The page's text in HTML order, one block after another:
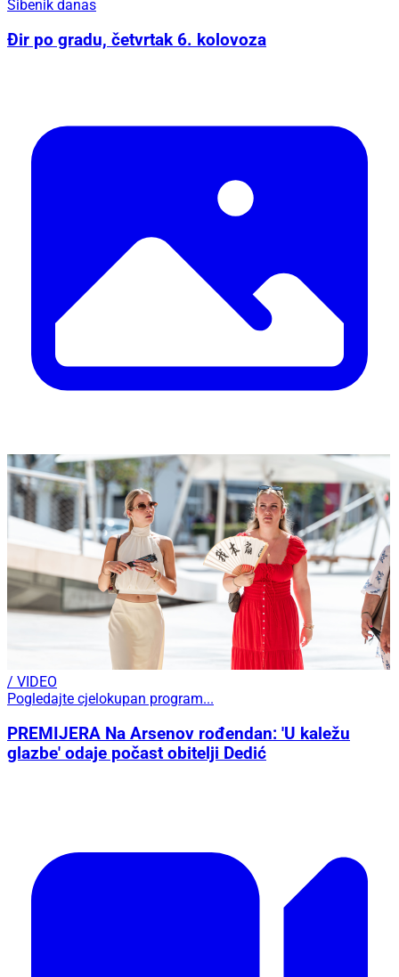
Šibenik danas
Đir po gradu, četvrtak 6. kolovoza
/ VIDEO
Pogledajte cjelokupan program...
PREMIJERA Na Arsenov rođendan: 'U kaležu
glazbe' odaje počast obitelji Dedić